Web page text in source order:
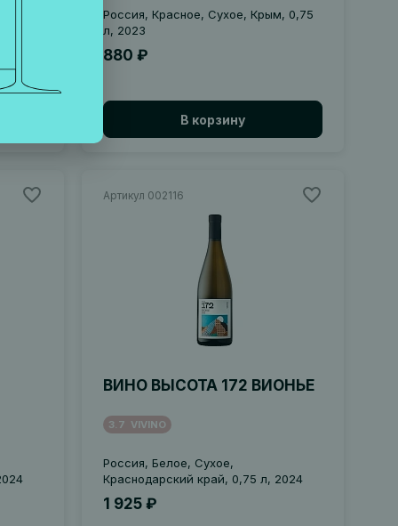
Россия, Красное, Сухое, Крым, 0,75
л, 2023
880 ₽
В корзину
Артикул 002116
ВИНО ВЫСОТА 172 ВИОНЬЕ
3.7 VIVINO
Россия, Белое, Сухое,
Краснодарский край, 0,75 л, 2024
1 925 ₽